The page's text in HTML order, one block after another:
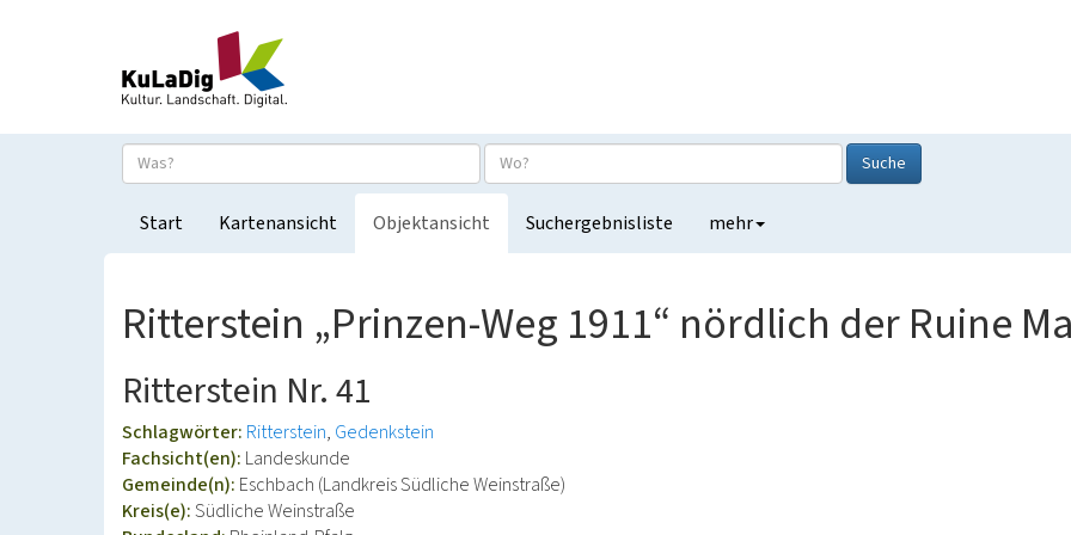
Suche
Start Kartenansicht Objektansicht Suchergebnisliste mehr
Ritterstein „Prinzen-Weg 1911“ nördlich der Ruine
Ritterstein Nr. 41
Schlagwörter: Ritterstein Gedenkstein
Fachsicht(en): Landeskunde
Gemeinde(n): Eschbach (Landkreis Südliche Weinstraße)
Kreis(e):Südliche Weinstraße